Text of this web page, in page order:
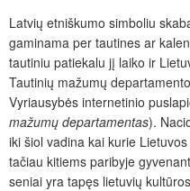
Latvių etniškumo simboliu
gaminama per tautines ar
tautiniu patiekalu jį laiko ir
Tautinių mažumų
Vyriausybės internetinio
mažumų departamentas).
iki šiol vadina kai kurie
tačiau kitiems paribyje
seniai yra tapęs lietuvių